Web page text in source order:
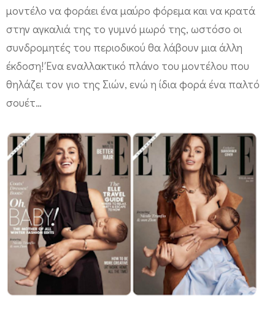
λ
ά
ζ
ε
ι
σ
ο
ξ
ώ
φ
υ
μοντέλο να φοράει ένα μαύρο φόρεμα και να κρατά
στην αγκαλιά της το γυμνό μωρό της, ωστόσο οι
συνδρομητές του περιοδικού θα λάβουν μια άλλη
έκδοση! Ένα εναλλακτικό πλάνο του μοντέλου που
θηλάζει τον γιο της Σιών, ενώ η ίδια φορά ένα παλτό
σουέτ…